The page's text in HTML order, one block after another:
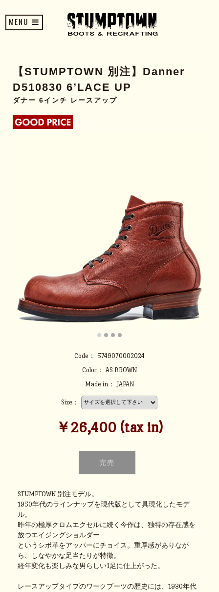
MENU
【STUMPTOWN 別注】Danner
D510830 6’LACE UP
ダナー 6インチ レースアップ
Code：
5749070002024
Color：
AS BROWN
Made in：
JAPAN
Size：
￥26,400 (tax in)
STUMPTOWN 別注モデル。
1950年代のラインナップを現代版として具現化したモデ
ル。
昨年の極厚クロムエクセルに続く今作は、独特の存在感を
放つエイジングショルダー
というシボ革をアッパーにチョイス。重厚感がありなが
ら、しなやかな足当たりが特徴。
経年変化も楽しみな男らしい1足に仕上がった。
レースアップタイプのワークブーツの歴史には、1930年代